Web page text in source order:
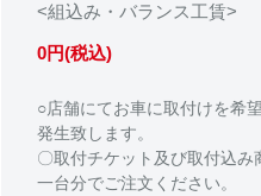
<組込み・バランス工賃>
0円(税込)
○店舗にてお車に取付けを希
発生致します。
〇取付チケット及び取付込
一台分でご注文ください。